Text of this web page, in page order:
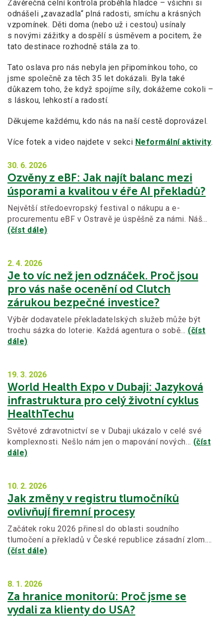
Závěrečná celní kontrola proběhla hladce – všichni si
odnášeli „zavazadla“ plná radosti, smíchu a krásných
vzpomínek. Děti doma (nebo už i cestou) usínaly
s novými zážitky a dospělí s úsměvem a pocitem, že
tato destinace rozhodně stála za to.
Tato oslava pro nás nebyla jen připomínkou toho, co
jsme společně za těch 35 let dokázali. Byla také
důkazem toho, že když spojíme síly, dokážeme cokoli –
s láskou, lehkostí a radostí.
Děkujeme každému, kdo nás na naší cestě doprovázel.
Více fotek a video najdete v sekci Neformální aktivity.
30. 6. 2026
Ozvěny z eBF: Jak najít balanc mezi
úsporami a kvalitou v éře AI překladů?
Největší středoevropský festival o nákupu a e-
procurementu eBF v Ostravě je úspěšně za námi. Náš…
(číst dále)
2. 4. 2026
Je to víc než jen odznáček. Proč jsou
pro vás naše ocenění od Clutch
zárukou bezpečné investice?
Výběr dodavatele překladatelských služeb může být
trochu sázka do loterie. Každá agentura o sobě… (číst
dále)
19. 3. 2026
World Health Expo v Dubaji: Jazyková
infrastruktura pro celý životní cyklus
HealthTechu
Světové zdravotnictví se v Dubaji ukázalo v celé své
komplexnosti. Nešlo nám jen o mapování nových… (číst
dále)
10. 2. 2026
Jak změny v registru tlumočníků
ovlivňují firemní procesy
Začátek roku 2026 přinesl do oblasti soudního
tlumočení a překladů v České republice zásadní zlom.…
(číst dále)
8. 1. 2026
Za hranice monitorů: Proč jsme se
vydali za klienty do USA?